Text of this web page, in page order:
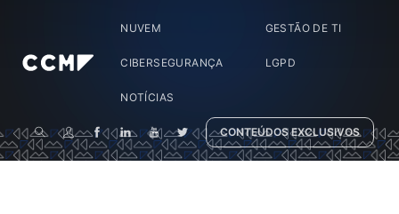
NUVEM GESTÃO DE TI
CIBERSEGURANÇA LGPD
NOTÍCIAS
CONTEÚDOS EXCLUSIVOS